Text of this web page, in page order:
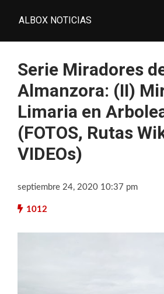
ALBOX NOTICIAS
Serie Miradores
Almanzora: (II)
Limaria en
(FOTOS, Rutas
VIDEOs)
septiembre 24, 2020 10:37 pm
1012